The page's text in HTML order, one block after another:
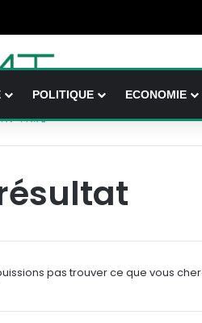
POLITIQUE ECONOMIE
pas trouver ce que vous